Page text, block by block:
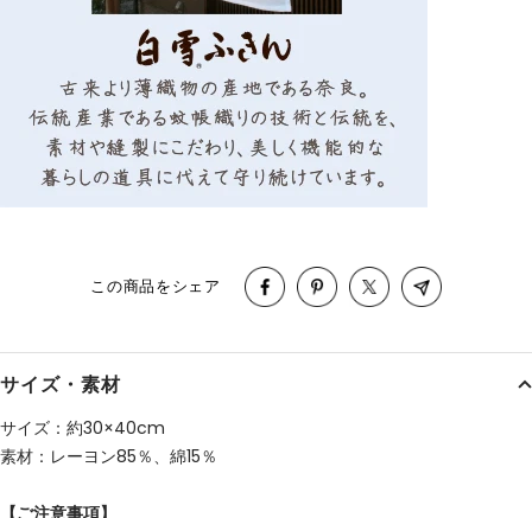
この商品をシェア
サイズ・素材
サイズ：約30×40cm
素材：レーヨン85％、綿15％
【ご注意事項】